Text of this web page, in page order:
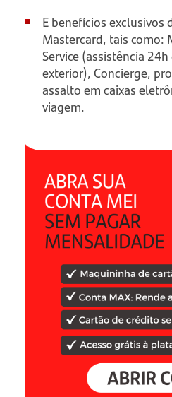
E benefícios exclusivos
Mastercard, tais como:
Service (assistência
exterior), Concierge,
assalto em caixas
viagem.